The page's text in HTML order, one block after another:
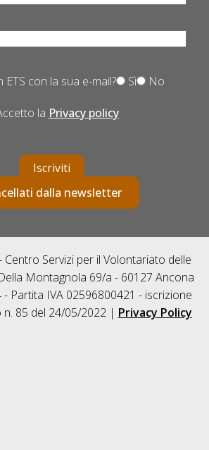
ETS con la sua e-mail? Sì No
la Privacy policy
Iscriviti
dalla newsletter
Centro Servizi per il Volontariato delle
Montagnola 69/a - 60127 Ancona
- Partita IVA 02596800421 - iscrizione
n. 85 del 24/05/2022 | Privacy Policy